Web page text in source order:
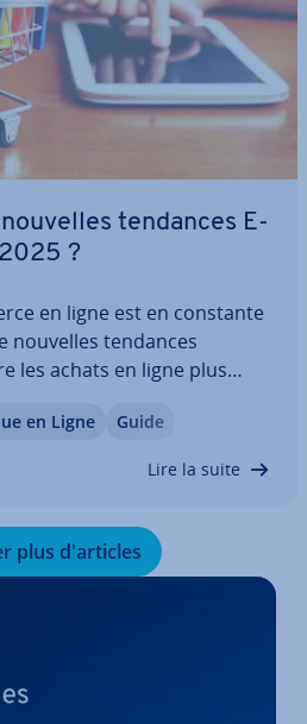
tendances E-
?
en ligne est en constante
nouvelles tendances
les achats en ligne plus
Les marques et
en Ligne Guide
Lire la suite
plus d'ar­ticles